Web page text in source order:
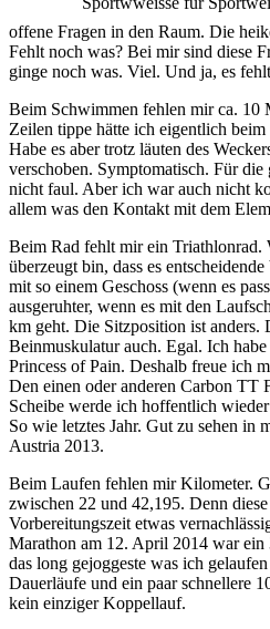
offene Fragen in den Raum. Die
Fehlt noch was? Bei mir sind diese
ginge noch was. Viel. Und ja, es
Beim Schwimmen fehlen mir ca. 10
Zeilen tippe hätte ich eigentlich
Habe es aber trotz läuten des
verschoben. Symptomatisch. Für die
nicht faul. Aber ich war auch nicht
allem was den Kontakt mit dem
Beim Rad fehlt mir ein Triathlonrad.
überzeugt bin, dass es
mit so einem Geschoss (wenn es
ausgeruhter, wenn es mit den
km geht. Die Sitzposition ist anders.
Beinmuskulatur auch. Egal. Ich
Princess of Pain. Deshalb freue ich
Den einen oder anderen Carbon TT
Scheibe werde ich hoffentlich
So wie letztes Jahr. Gut zu sehen in
Austria 2013.
Beim Laufen fehlen mir Kilometer.
zwischen 22 und 42,195. Denn
Vorbereitungszeit etwas
Marathon am 12. April 2014 war ein
das long gejoggeste was ich
Dauerläufe und ein paar schnellere
kein einziger Koppellauf.